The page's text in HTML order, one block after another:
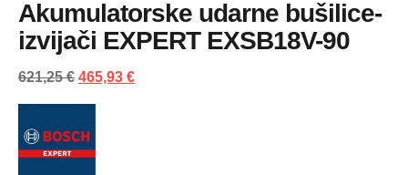
Akumulatorske udarne bušilice-
izvijači EXPERT EXSB18V-90
621,25€ 465,93 €